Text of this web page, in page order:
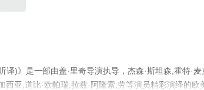
译)》是一部由盖·里奇导演执导，杰森·斯坦森,霍特·
西亚,道比·欧帕瑞,拉兹·阿隆索,劳等演员精彩演绎的